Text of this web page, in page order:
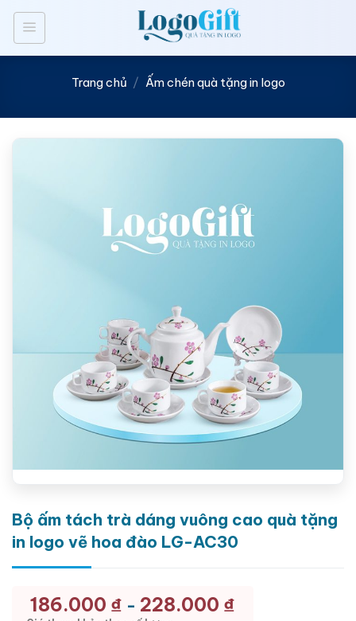
Bỏ
nội
Trang chủ / Ấm chén quà tặng in logo
Bộ ấm tách trà dáng vuông cao quà tặng
in logo vẽ hoa đào LG-AC30
186.000 ₫ - 228.000 ₫